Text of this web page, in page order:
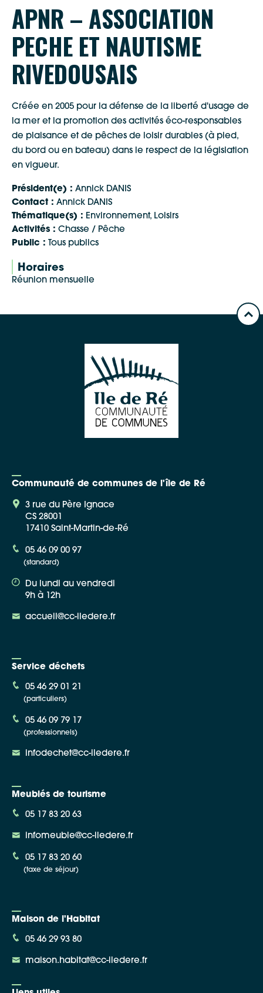
APNR – ASSOCIATION
PECHE ET NAUTISME
RIVEDOUSAIS
Créée en 2005 pour la défense de la liberté d'usage de
la mer et la promotion des activités éco-responsables
de plaisance et de pêches de loisir durables (à pied,
du bord ou en bateau) dans le respect de la législation
en vigueur.
Président(e) : Annick DANIS
Contact : Annick DANIS
Thématique(s) : Environnement, Loisirs
Activités : Chasse / Pêche
Public : Tous publics
Horaires
Réunion mensuelle
Communauté de communes de l'île de Ré
3 rue du Père Ignace
CS 28001
17410 Saint-Martin-de-Ré
05 46 09 00 97
(standard)
Du lundi au vendredi
9h à 12h
accueil@cc-iledere.fr
Service déchets
05 46 29 01 21
(particuliers)
05 46 09 79 17
(professionnels)
infodechet@cc-iledere.fr
Meublés de tourisme
05 17 83 20 63
infomeuble@cc-iledere.fr
05 17 83 20 60
(taxe de séjour)
Maison de l'Habitat
05 46 29 93 80
maison.habitat@cc-iledere.fr
Google Maps
Apple Plans